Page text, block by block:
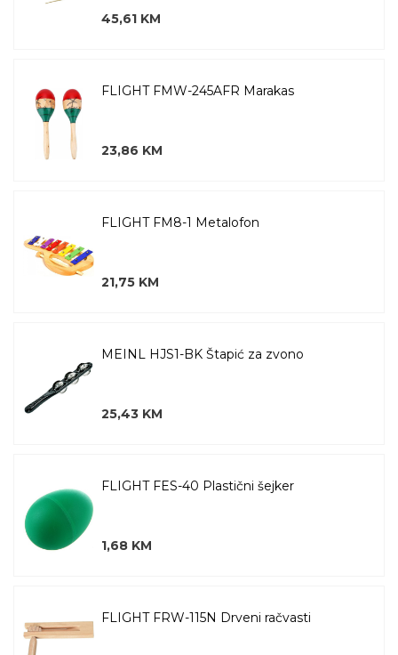
45,61 KM
FLIGHT FMW-245AFR Marakas
23,86 KM
FLIGHT FM8-1 Metalofon
21,75 KM
MEINL HJS1-BK Štapić za zvono
25,43 KM
FLIGHT FES-40 Plastični šejker
1,68 KM
FLIGHT FRW-115N Drveni račvasti